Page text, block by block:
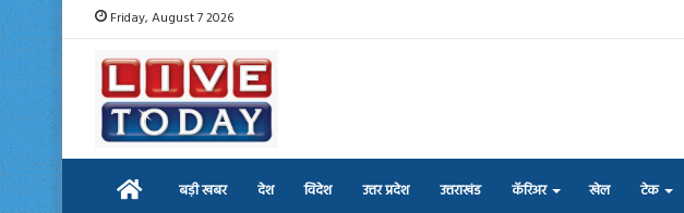
Friday, August 7 2026
Home बड़ी खबर देश विदेश उत्तर प्रदेश उत्तराखंड कॅरिअर खेल टेक